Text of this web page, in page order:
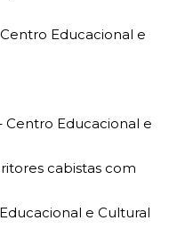
Educacional e
Centro Educacional e
cabistas com
e Cultural